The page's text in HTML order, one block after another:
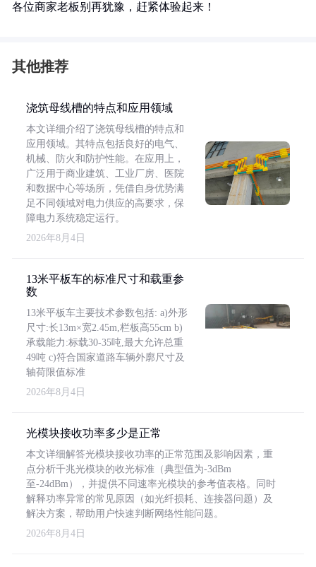
各位商家老板别再犹豫，赶紧体验起来！
其他推荐
浇筑母线槽的特点和应用领域
本文详细介绍了浇筑母线槽的特点和
应用领域。其特点包括良好的电气、
机械、防火和防护性能。在应用上，
广泛用于商业建筑、工业厂房、医院
和数据中心等场所，凭借自身优势满
足不同领域对电力供应的高要求，保
障电力系统稳定运行。
2026年8月4日
13米平板车的标准尺寸和载重参
数
13米平板车主要技术参数包括: a)外形
尺寸:长13m×宽2.45m,栏板高55cm b)
承载能力:标载30-35吨,最大允许总重
49吨 c)符合国家道路车辆外廓尺寸及
轴荷限值标准
2026年8月4日
光模块接收功率多少是正常
本文详细解答光模块接收功率的正常范围及影响因素，重
点分析千兆光模块的收光标准（典型值为-3dBm
至-24dBm），并提供不同速率光模块的参考值表格。同时
解释功率异常的常见原因（如光纤损耗、连接器问题）及
解决方案，帮助用户快速判断网络性能问题。
2026年8月4日